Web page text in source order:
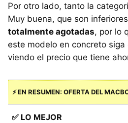
Por otro lado, tanto la
Muy buena, que son
totalmente agotadas, por lo
este modelo en concreto siga
viendo el precio que tiene
⚡ EN RESUMEN: OFERTA DEL
✅ LO MEJOR